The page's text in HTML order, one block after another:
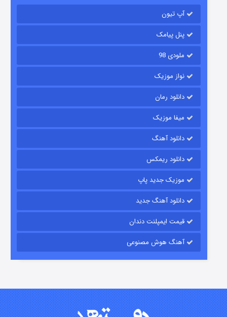
رویایی برای تو
قسمت
قسمت۲ (دوبله) منتشر شد
آپ تیون
پنل پیامک
ملودی 98
نواز موزیک
دانلود رمان
میفا موزیک
دانلود آهنگ
دانلود ریمکس
موزیک جدید پاپ
دانلود آهنگ جدید
قیمت ایمپلنت دندان
آهنگ هوش مصنوعی